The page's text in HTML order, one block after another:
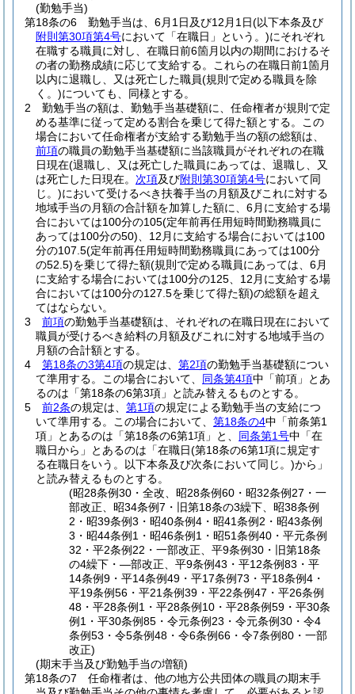
(勤勉手当)
第18条の6
勤勉手当は、6月1日及び12月1日(以下本条及び
附則第30項第4号において「在職日」という。)にそれぞれ
在職する職員に対し、在職日前6箇月以内の期間におけるそ
の者の勤務成績に応じて支給する。
これらの在職日前1箇月
以内に退職し、又は死亡した職員(規則で定める職員を除
く。)についても、同様とする。
2
勤勉手当の額は、勤勉手当基礎額に、任命権者が規則で定
める基準に従って定める割合を乗じて得た額とする。
この
場合において任命権者が支給する勤勉手当の額の総額は、
前項の職員の勤勉手当基礎額に当該職員がそれぞれの在職
日現在(退職し、又は死亡した職員にあっては、退職し、又
は死亡した日現在。 次項及び附則第30項第4号において同
じ。)において受けるべき扶養手当の月額及びこれに対する
地域手当の月額の合計額を加算した額に、6月に支給する場
合においては100分の105(定年前再任用短時間勤務職員に
あっては100分の50) 、12月に支給する場合においては100
分の107.5(定年前再任用短時間勤務職員にあっては100分
の52.5)を乗じて得た額(規則で定める職員にあっては、6月
に支給する場合においては100分の125、12月に支給する場
合においては100分の127.5を乗じて得た額)の総額を超え
てはならない。
3
前項の勤勉手当基礎額は、それぞれの在職日現在において
職員が受けるべき給料の月額及びこれに対する地域手当の
月額の合計額とする。
4
第18条の3第4項の規定は、 第2項の勤勉手当基礎額につい
て準用する。
この場合において、 同条第4項中「前項」とあ
るのは「第18条の6第3項」と読み替えるものとする。
5
前2条の規定は、 第1項の規定による勤勉手当の支給につ
いて準用する。
この場合において、 第18条の4中「前条第1
項」とあるのは「第18条の6第1項」と、 同条第1号中「在
職日から」とあるのは「在職日(第18条の6第1項に規定す
る在職日をいう。以下本条及び次条において同じ。)から」
と読み替えるものとする。
(昭28条例30・全改、昭28条例60・昭32条例27・一
部改正、昭34条例7・旧第18条の3繰下、昭38条例
2・昭39条例3・昭40条例4・昭41条例2・昭43条例
3・昭44条例1・昭46条例1・昭51条例40・平元条例
32・平2条例22・一部改正、平9条例30・旧第18条
の4繰下・―部改正、平9条例43・平12条例83・平
14条例9・平14条例49・平17条例73・平18条例4・
平19条例56・平21条例39・平22条例47・平26条例
48・平28条例1・平28条例10・平28条例59・平30条
例1・平30条例85・令元条例23・令元条例30・令4
条例53・令5条例48・令6条例66・令7条例80・一部
改正)
(期末手当及び勤勉手当の増額)
第18条の7
任命権者は、他の地方公共団体の職員の期末手